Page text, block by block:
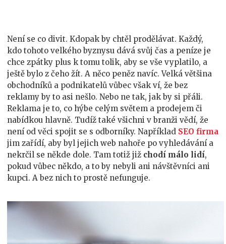
Není se co divit. Kdopak by chtěl prodělávat. Každý,
kdo tohoto velkého byznysu dává svůj čas a peníze je
chce zpátky plus k tomu tolik, aby se vše vyplatilo, a
ještě bylo z čeho žít. A něco peněz navíc. Velká většina
obchodníků a podnikatelů vůbec však ví, že bez
reklamy by to asi nešlo. Nebo ne tak, jak by si přáli.
Reklama je to, co hýbe celým světem a prodejem či
nabídkou hlavně. Tudíž také všichni v branži vědí, že
není od věci spojit se s odborníky. Například SEO firma
jim zařídí, aby byl jejich web nahoře po vyhledávání a
nekrčil se někde dole. Tam totiž již chodí málo lidí,
pokud vůbec někdo, a to by nebyli ani návštěvníci ani
kupci. A bez nich to prostě nefunguje.